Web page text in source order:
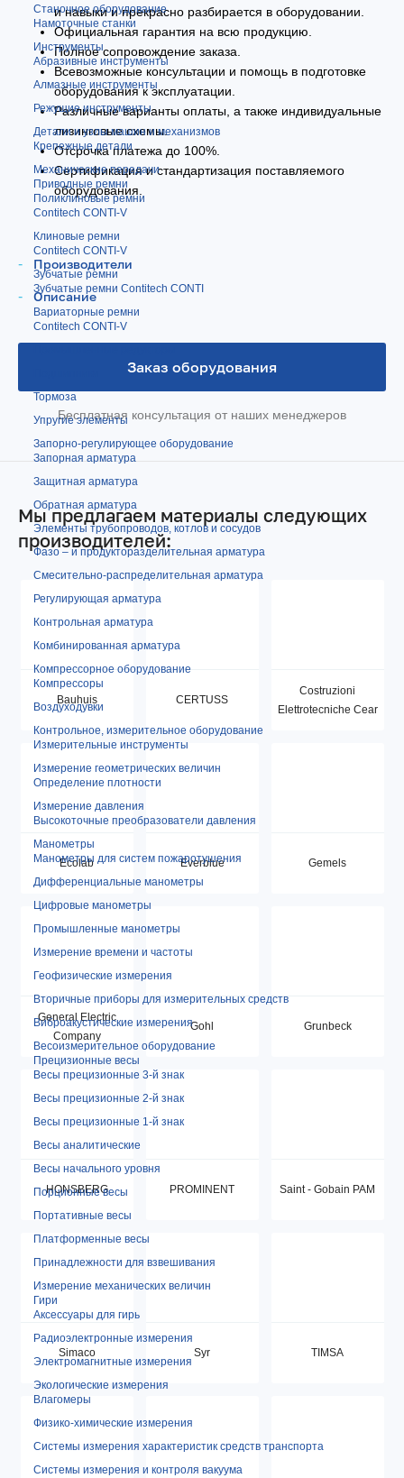
Станочное оборудование
Намоточные станки
Инструменты
Абразивные инструменты
Алмазные инструменты
Режущие инструменты
Детали и узлы машин и механизмов
Крепежные детали
Механические передачи
Приводные ремни
Поликлиновые ремни
Contitech CONTI-V
Клиновые ремни
Contitech CONTI-V
Зубчатые ремни
Зубчатые ремни Contitech CONTI
Вариаторные ремни
Contitech CONTI-V
Тормоза
Упругие элементы
Запорно-регулирующее оборудование
Запорная арматура
Защитная арматура
Обратная арматура
Элементы трубопроводов, котлов и сосудов
Фазо – и продукторазделительная арматура
Смесительно-распределительная арматура
Регулирующая арматура
Контрольная арматура
Комбинированная арматура
Компрессорное оборудование
Компрессоры
Воздуходувки
Контрольное, измерительное оборудование
Измерительные инструменты
Измерение геометрических величин
Определение плотности
Измерение давления
Высокоточные преобразователи давления
Манометры
Манометры для систем пожаротушения
Дифференциальные манометры
Цифровые манометры
Промышленные манометры
Измерение времени и частоты
Геофизические измерения
Вторичные приборы для измерительных средств
Виброакустические измерения
Весоизмерительное оборудование
Прецизионные весы
Весы прецизионные 3-й знак
Весы прецизионные 2-й знак
Весы прецизионные 1-й знак
Весы аналитические
Весы начального уровня
Порционные весы
Портативные весы
Платформенные весы
Принадлежности для взвешивания
Измерение механических величин
Гири
Аксессуары для гирь
Радиоэлектронные измерения
Электромагнитные измерения
Экологические измерения
Влагомеры
Физико-химические измерения
Системы измерения характеристик средств транспорта
Системы измерения и контроля вакуума
и навыки и прекрасно разбирается в оборудовании.
Официальная гарантия на всю продукцию.
Полное сопровождение заказа.
Всевозможные консультации и помощь в подготовке
оборудования к эксплуатации.
Различные варианты оплаты, а также индивидуальные
лизинговые схемы.
Отсрочка платежа до 100%.
Сертификация и стандартизация поставляемого
оборудования.
Производители
Описание
Заказ оборудования
Бесплатная консультация от наших менеджеров
Мы предлагаем материалы следующих
производителей:
Bauhuis CERTUSS
Costruzioni
Elettrotecniche Cear
Ecolab Everblue Gemels
General Electric
Company
Gohl Grunbeck
HONSBERG PROMINENT Saint - Gobain PAM
Simaco Syr TIMSA